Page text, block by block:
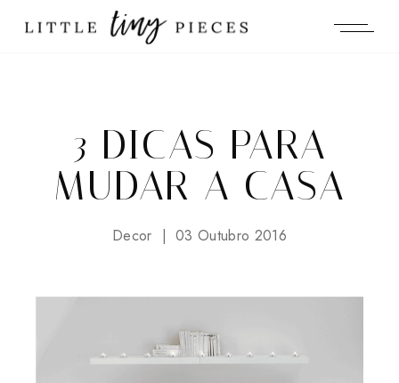
3 DICAS PARA
MUDAR A CASA
Decor 03 Outubro 2016